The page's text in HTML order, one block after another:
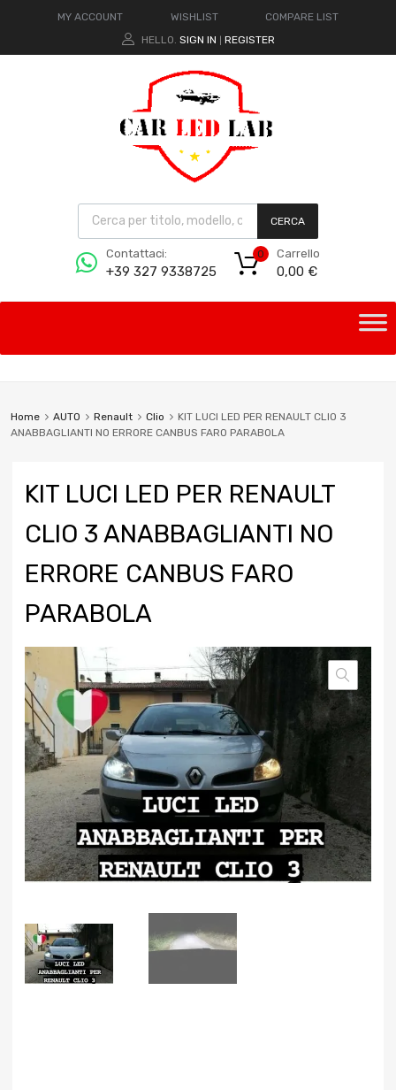
MY ACCOUNT WISHLIST
COMPARE LIST
HELLO. SIGN IN REGISTER
CERCA
Contattaci:
+39 327 9338725
Carrello
0,00 €
0
Home AUTO Renault Clio
KIT LUCI LED PER RENAULT CLIO 3
ANABBAGLIANTI NO ERRORE CANBUS FARO PARABOLA
KIT LUCI LED PER RENAULT
CLIO 3 ANABBAGLIANTI NO
ERRORE CANBUS FARO
PARABOLA